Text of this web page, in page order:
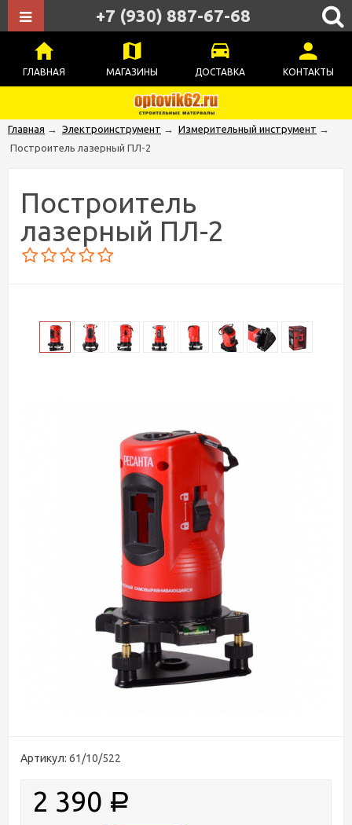
ГЛАВНАЯ МАГАЗИНЫ ДОСТАВКА КОНТАКТЫ
+7 (930) 887-67-68
Главная → Электроинструмент → Измерительный инструмент →
Построитель лазерный ПЛ-2
Построитель
лазерный ПЛ-2
Артикул: 61/10/522
2 390 Р